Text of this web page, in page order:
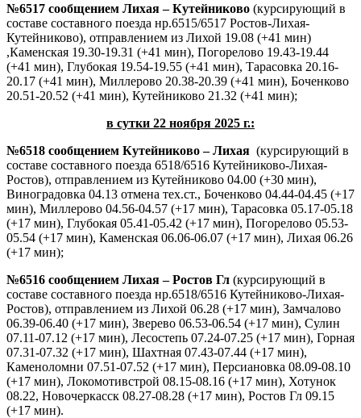
№6517 сообщением Лихая – Кутейниково (курсирующий в
составе составного поезда нр.6515/6517 Ростов-Лихая-
Кутейниково), отправлением из Лихой 19.08 (+41 мин)
,Каменская 19.30-19.31 (+41 мин), Погорелово 19.43-19.44
(+41 мин), Глубокая 19.54-19.55 (+41 мин), Тарасовка 20.16-
20.17 (+41 мин), Миллерово 20.38-20.39 (+41 мин), Боченково
20.51-20.52 (+41 мин), Кутейниково 21.32 (+41 мин);
в сутки 22 ноября 2025 г.:
№6518 сообщением Кутейниково – Лихая (курсирующий в
составе составного поезда 6518/6516 Кутейниково-Лихая-
Ростов), отправлением из Кутейниково 04.00 (+30 мин),
Виноградовка 04.13 отмена тех.ст., Боченково 04.44-04.45 (+17
мин), Миллерово 04.56-04.57 (+17 мин), Тарасовка 05.17-05.18
(+17 мин), Глубокая 05.41-05.42 (+17 мин), Погорелово 05.53-
05.54 (+17 мин), Каменская 06.06-06.07 (+17 мин), Лихая 06.26
(+17 мин);
№6516 сообщением Лихая – Ростов Гл (курсирующий в
составе составного поезда нр.6518/6516 Кутейниково-Лихая-
Ростов), отправлением из Лихой 06.28 (+17 мин), Замчалово
06.39-06.40 (+17 мин), Зверево 06.53-06.54 (+17 мин), Сулин
07.11-07.12 (+17 мин), Лесостепь 07.24-07.25 (+17 мин), Горная
07.31-07.32 (+17 мин), Шахтная 07.43-07.44 (+17 мин),
Каменоломни 07.51-07.52 (+17 мин), Персиановка 08.09-08.10
(+17 мин), Локомотивстрой 08.15-08.16 (+17 мин), Хотунок
08.22, Новочеркасск 08.27-08.28 (+17 мин), Ростов Гл 09.15
(+17 мин).